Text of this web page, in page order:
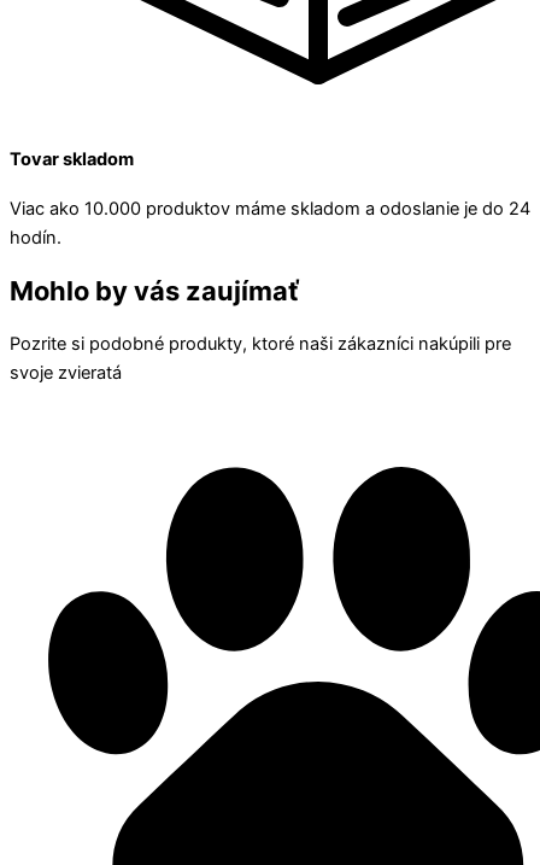
Tovar skladom
Viac ako 10.000 produktov máme skladom a odoslanie je do 24
hodín.
Mohlo by vás zaujímať
Pozrite si podobné produkty, ktoré naši zákazníci nakúpili pre
svoje zvieratá